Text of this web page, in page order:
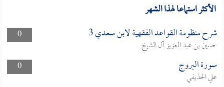
الأكثر استماعا لهذا الشهر
0 شرح منظومة القواعد الفقهية لابن سعدي 3
حسين بن عبد العزيز آل الشيخ
0
سورة البروج
علي الحذيفي